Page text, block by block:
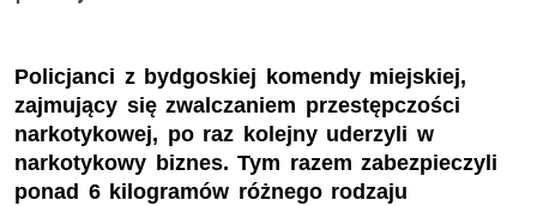
Policjanci z bydgoskiej komendy miejskiej,
zajmujący się zwalczaniem przestępczości
narkotykowej, po raz kolejny uderzyli w
narkotykowy biznes. Tym razem zabezpieczyli
ponad 6 kilogramów różnego rodzaju